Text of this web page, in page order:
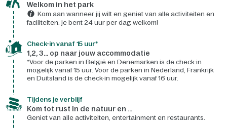
Welkom in het park
Kom aan wanneer jij wilt en geniet van alle activiteiten en
faciliteiten: je bent 24 uur per dag welkom!
Check-in vanaf 15 uur*
1,2, 3... op naar jouw accommodatie
*Voor de parken in België en Denemarken is de check-in
mogelijk vanaf 15 uur. Voor de parken in Nederland, Frankrijk
en Duitsland is de check-in mogelijk vanaf 16 uur.
Tijdens je verblijf
Kom tot rust in de natuur en ...
Geniet van alle activiteiten, entertainment en restaurants.